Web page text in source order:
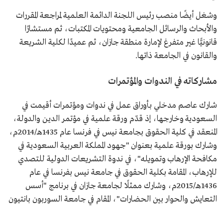
وشغل أيضًا منصب رئيس اللجنة الدائمة العلمية لمراجعة المقررات
والأبحاث والرسائل الجامعية ومحتويات المكتبات، ثم مستشارًا
قانونيًّا غير متفرغ لإمارة منطقة جازان، ثم عميدًا لكلية الشريعة
والقانون في الجامعة ذاتها.
مشاركاته في الندوات والمؤتمرات
شارك عاصم مدخلي بأوراق عمل في ندوات ومؤتمرات أقيمت في
السعودية وخارجها، إذ قدّم ورقة علمية في مؤتمر الدين والدولة،
المنعقد في كلية الحقوق بجامعة نيس في فرنسا عام 1435هـ/2014م،
وشارك بورقة علمية بعنوان "جهود المملكة العربية السعودية في
مكافحة الإرهاب وتمويله"، في ندوة التشريعات الدولية للتصدي
للإرهاب، المقامة بكلية الحقوق في جامعة نيس بفرنسا في عام
1436هـ/2015م، وشارك ممثلًا لجامعة جازان في برنامج "أسس
التعايش والحوار بين الحضارات"، المقام في جامعة السوربون بانتيون